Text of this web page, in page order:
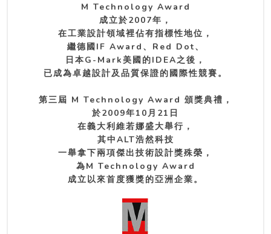
M Technology Award
成立於2007年，
在工業設計領域裡佔有指標性地位，
繼德國IF Award、Red Dot、
日本G-Mark美國的IDEA之後，
已成為卓越設計及品質保證的國際性競賽。
第三屆 M Technology Award 頒獎典禮，
於2009年10月21日
在義大利維若娜盛大舉行，
其中ALT浩然科技
一舉拿下兩項傑出技術設計獎殊榮，
為M Technology Award
成立以來首度獲獎的亞洲企業。